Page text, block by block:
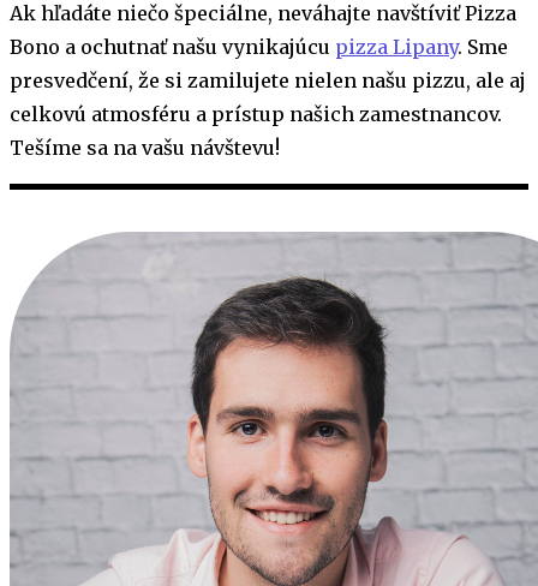
Ak hľadáte niečo špeciálne, neváhajte navštíviť Pizza
Bono a ochutnať našu vynikajúcu pizza Lipany. Sme
presvedčení, že si zamilujete nielen našu pizzu, ale aj
celkovú atmosféru a prístup našich zamestnancov.
Tešíme sa na vašu návštevu!